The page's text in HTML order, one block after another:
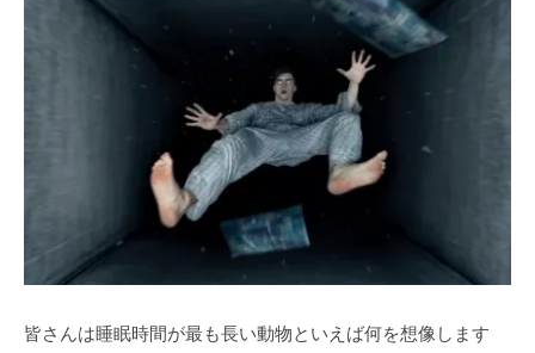
皆さんは睡眠時間が最も長い動物といえば何を想像します